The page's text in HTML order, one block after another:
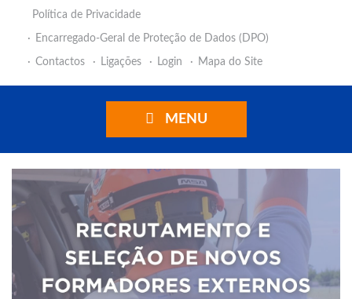
Política de Privacidade
Encarregado-Geral de Proteção de Dados (DPO)
Contactos
Ligações Login Mapa do Site
MENU